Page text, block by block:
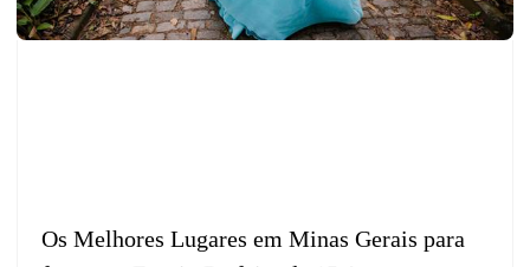
Os Melhores Lugares em Minas Gerais para